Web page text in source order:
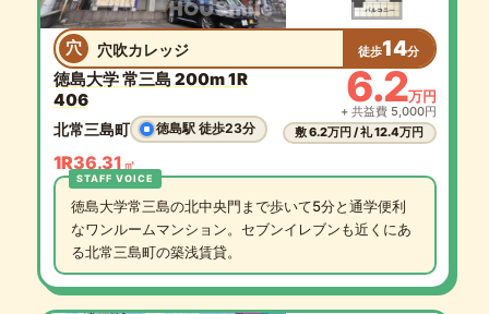
穴 穴吹カレッジ 徒歩14分
徳島大学 常三島 200m 1R
406
北常三島町 徳島駅 徒歩23分
1R36.31 ㎡
6.2万円
+ 共益費 5,000円
敷 6.2万円 / 礼 12.4万円
徳島大学常三島の北中央門まで歩いて5分と通学便利
なワンルームマンション。セブンイレブンも近くにあ
る北常三島町の築浅賃貸。